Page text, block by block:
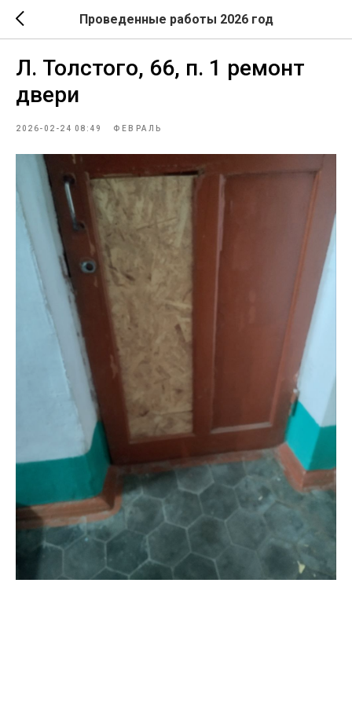
Проведенные работы 2026 год
Л. Толстого, 66, п. 1 ремонт
двери
2026-02-24 08:49 ФЕВРАЛЬ